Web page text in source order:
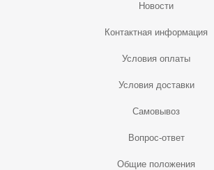
Новости
Контактная информация
Условия оплаты
Условия доставки
Самовывоз
Вопрос-ответ
Общие положения